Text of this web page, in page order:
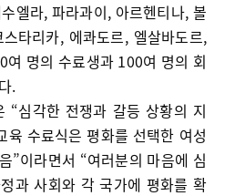
엘라, 파라과이, 아르헨티나, 볼
타리카, 에콰도르, 엘살바도르,
여 명의 수료생과 100여 명의 회
.
“심각한 전쟁과 갈등 상황의 지
육 수료식은 평화를 선택한 여성
”이라면서 “여러분의 마음에 심
과 사회와 각 국가에 평화를 확